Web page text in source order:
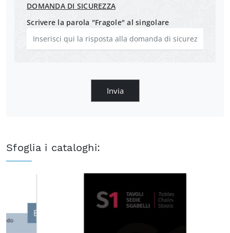
DOMANDA DI SICUREZZA
Scrivere la parola "Fragole" al singolare
Invia
Sfoglia i cataloghi: